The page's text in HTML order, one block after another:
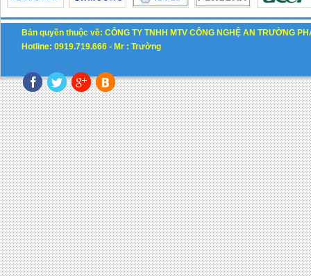
Bản quyền thuộc về: CÔNG TY TNHH MTV CÔNG NGHỆ AN TRƯỜNG
Hotline: 0919.719.666 - Mr : Trường